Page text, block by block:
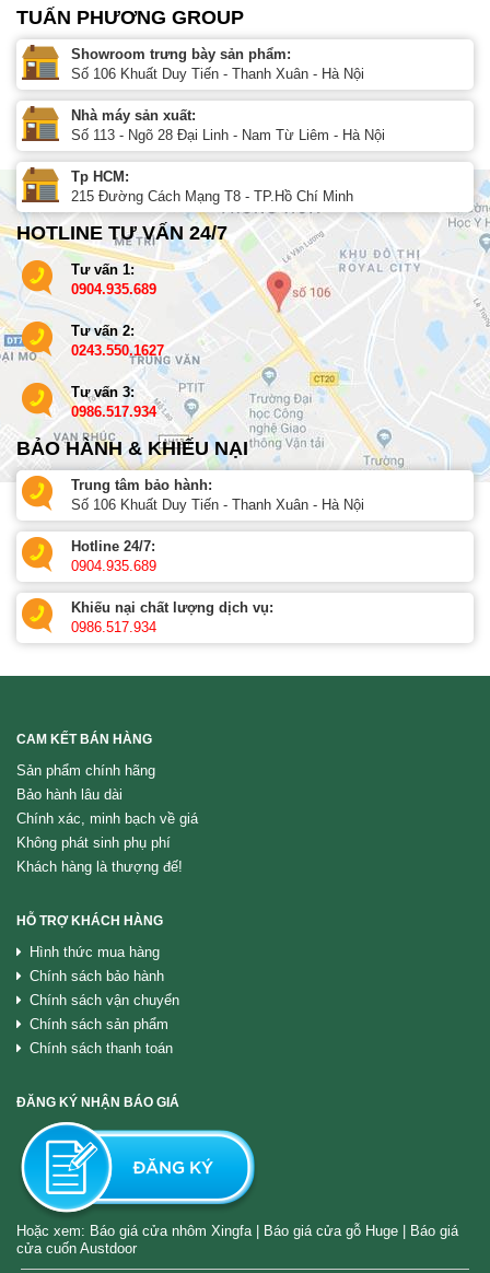
TUẤN PHƯƠNG GROUP
Showroom trưng bày sản phẩm:
Số 106 Khuất Duy Tiến - Thanh Xuân - Hà Nội
Nhà máy sản xuất:
Số 113 - Ngõ 28 Đại Linh - Nam Từ Liêm - Hà Nội
Tp HCM:
215 Đường Cách Mạng T8 - TP.Hồ Chí Minh
HOTLINE TƯ VẤN 24/7
Tư vấn 1:
0904.935.689
Tư vấn 2:
0243.550.1627
Tư vấn 3:
0986.517.934
BẢO HÀNH & KHIẾU NẠI
Trung tâm bảo hành:
Số 106 Khuất Duy Tiến - Thanh Xuân - Hà Nội
Hotline 24/7:
0904.935.689
Khiếu nại chất lượng dịch vụ:
0986.517.934
CAM KẾT BÁN HÀNG
Sản phẩm chính hãng
Bảo hành lâu dài
Chính xác, minh bạch về giá
Không phát sinh phụ phí
Khách hàng là thượng đế!
HỖ TRỢ KHÁCH HÀNG
Hình thức mua hàng
Chính sách bảo hành
Chính sách vận chuyển
Chính sách sản phẩm
Chính sách thanh toán
ĐĂNG KÝ NHẬN BÁO GIÁ
Hoặc xem: Báo giá cửa nhôm Xingfa | Báo giá cửa gỗ Huge | Báo giá
cửa cuốn Austdoor